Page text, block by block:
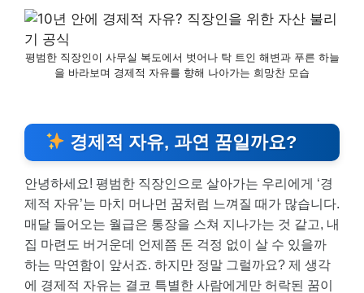
평범한 직장인이 사무실 복도에서 벗어나 탁 트인 해변과 푸른 하늘
을 바라보며 경제적 자유를 향해 나아가는 희망찬 모습
경제적 자유, 과연 꿈일까요?
안녕하세요! 평범한 직장인으로 살아가는 우리에게 ‘경
제적 자유’는 마치 머나먼 꿈처럼 느껴질 때가 많습니다.
매달 들어오는 월급은 통장을 스쳐 지나가는 것 같고, 내
집 마련도 버거운데 언제쯤 돈 걱정 없이 살 수 있을까
하는 막연함이 앞서죠. 하지만 정말 그럴까요? 제 생각
에 경제적 자유는 결코 특별한 사람에게만 허락된 꿈이